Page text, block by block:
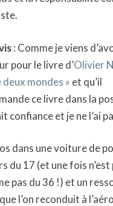
: Comme je viens
pour le livre d’Olivier
deux mondes » et qu’il
ce livre dans la
confiance et je ne l’ai
dans une voiture de
du 17 (et une fois n’est
pas du 36 !) et un
l’on reconduit à